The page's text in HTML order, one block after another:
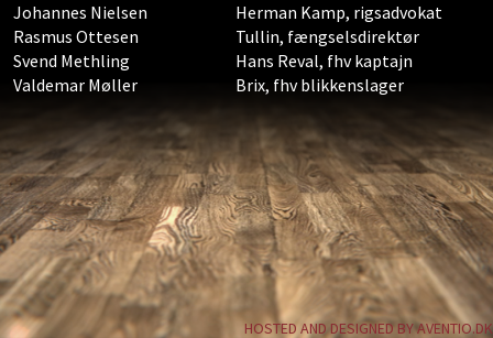
Johannes Nielsen
Herman Kamp, rigsadvokat
Rasmus Ottesen
Tullin, fængselsdirektør
Svend Methling
Hans Reval, fhv kaptajn
Valdemar Møller
Brix, fhv blikkenslager
HOSTED AND DESIGNED BY AVENTIO.DK